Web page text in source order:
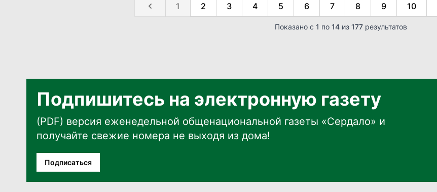
1 2 3 4 5 6 7 8 9 10
Показано с 1 по 14из 177результатов
Подпишитесь на электронную газету
(PDF) версия еженедельной общенациональной газеты «Сердало» и
получайте свежие номера не выходя из дома!
Подписаться